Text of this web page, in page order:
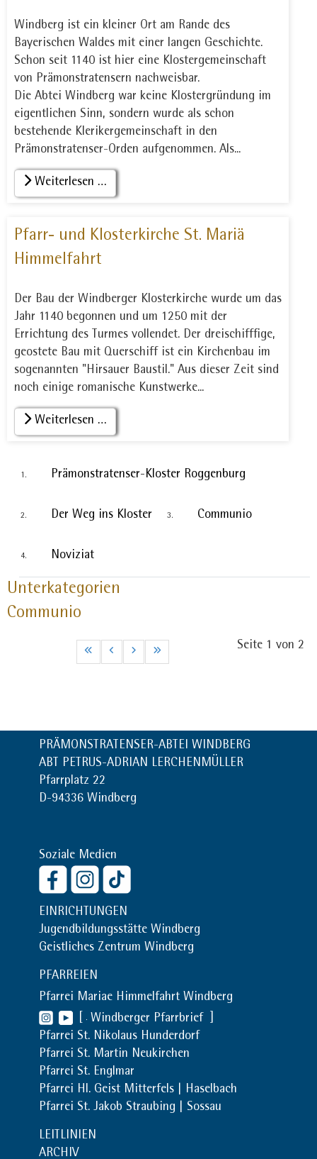
Windberg ist ein kleiner Ort am Rande des
Bayerischen Waldes mit einer langen Geschichte.
Schon seit 1140 ist hier eine Klostergemeinschaft
von Prämonstratensern nachweisbar.
Die Abtei Windberg war keine Klostergründung im
eigentlichen Sinn, sondern wurde als schon
bestehende Klerikergemeinschaft in den
Prämonstratenser-Orden aufgenommen. Als...
Weiterlesen …
Pfarr- und Klosterkirche St. Mariä
Himmelfahrt
Der Bau der Windberger Klosterkirche wurde um das
Jahr 1140 begonnen und um 1250 mit der
Errichtung des Turmes vollendet. Der dreischifffige,
geostete Bau mit Querschiff ist ein Kirchenbau im
sogenannten "Hirsauer Baustil." Aus dieser Zeit sind
noch einige romanische Kunstwerke...
Weiterlesen …
Prämonstratenser-Kloster Roggenburg
Der Weg ins Kloster Communio
Noviziat
Unterkategorien
Communio
Seite 1 von 2
PRÄMONSTRATENSER-ABTEI WINDBERG
ABT PETRUS-ADRIAN LERCHENMÜLLER
Pfarrplatz 22
D-94336 Windberg
Soziale Medien
EINRICHTUNGEN
Jugendbildungsstätte Windberg
Geistliches Zentrum Windberg
PFARREIEN
Pfarrei Mariae Himmelfahrt Windberg
[ Windberger Pfarrbrief ]
Pfarrei St. Nikolaus Hunderdorf
Pfarrei St. Martin Neukirchen
Pfarrei St. Englmar
Pfarrei Hl. Geist Mitterfels | Haselbach
Pfarrei St. Jakob Straubing | Sossau
LEITLINIEN
ARCHIV